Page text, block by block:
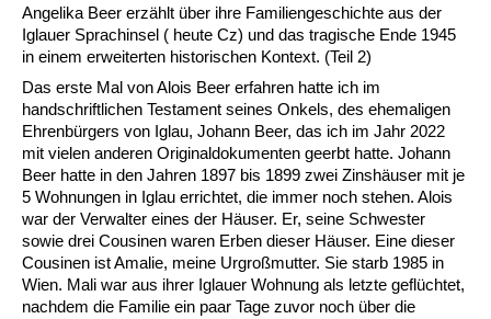
Angelika Beer erzählt über ihre Familiengeschichte aus der
Iglauer Sprachinsel ( heute Cz) und das tragische Ende 1945
in einem erweiterten historischen Kontext. (Teil 2)
Das erste Mal von Alois Beer erfahren hatte ich im
handschriftlichen Testament seines Onkels, des ehemaligen
Ehrenbürgers von Iglau, Johann Beer, das ich im Jahr 2022
mit vielen anderen Originaldokumenten geerbt hatte. Johann
Beer hatte in den Jahren 1897 bis 1899 zwei Zinshäuser mit je
5 Wohnungen in Iglau errichtet, die immer noch stehen. Alois
war der Verwalter eines der Häuser. Er, seine Schwester
sowie drei Cousinen waren Erben dieser Häuser. Eine dieser
Cousinen ist Amalie, meine Urgroßmutter. Sie starb 1985 in
Wien. Mali war aus ihrer Iglauer Wohnung als letzte geflüchtet,
nachdem die Familie ein paar Tage zuvor noch über die